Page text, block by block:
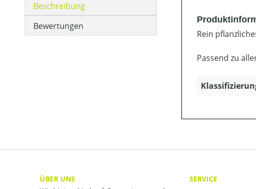
Beschreibung
Bewertungen
Rein
Passend zu
ÜBER UNS
SERVICE